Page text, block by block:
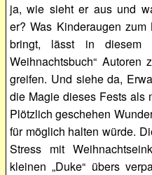
ja, wie sieht er aus und
er? Was Kinderaugen zum
bringt, lässt in diesem
Weihnachtsbuch“ Autoren
greifen. Und siehe da,
die Magie dieses Fests als
Plötzlich geschehen
für möglich halten würde.
Stress mit
kleinen „Duke“ übers